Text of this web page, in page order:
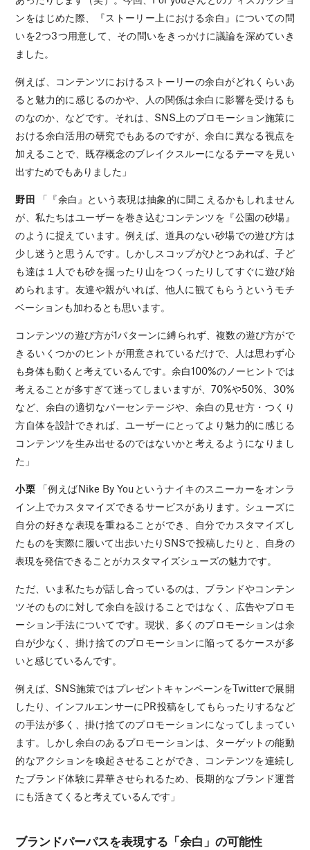
ンをはじめた際、『ストーリー上における余白』についての問
いを2つ3つ用意して、その問いをきっかけに議論を深めていき
ました。
例えば、コンテンツにおけるストーリーの余白がどれくらいあ
ると魅力的に感じるのかや、人の関係は余白に影響を受けるも
のなのか、などです。それは、SNS上のプロモーション施策に
おける余白活用の研究でもあるのですが、余白に異なる視点を
加えることで、既存概念のブレイクスルーになるテーマを見い
出すためでもありました」
野田 「『余白』という表現は抽象的に聞こえるかもしれません
が、私たちはユーザーを巻き込むコンテンツを『公園の砂場』
のように捉えています。例えば、道具のない砂場での遊び方は
少し迷うと思うんです。しかしスコップがひとつあれば、子ど
も達は１人でも砂を掘ったり山をつくったりしてすぐに遊び始
められます。友達や親がいれば、他人に観てもらうというモチ
ベーションも加わるとも思います。
コンテンツの遊び方が1パターンに縛られず、複数の遊び方がで
きるいくつかのヒントが用意されているだけで、人は思わず心
も身体も動くと考えているんです。余白100%のノーヒントでは
考えることが多すぎて迷ってしまいますが、70%や50%、30%
など、余白の適切なパーセンテージや、余白の見せ方・つくり
方自体を設計できれば、ユーザーにとってより魅力的に感じる
コンテンツを生み出せるのではないかと考えるようになりまし
た」
小栗
「例えばNike By Youというナイキのスニーカーをオンラ
イン上でカスタマイズできるサービスがあります。シューズに
自分の好きな表現を重ねることができ、自分でカスタマイズし
たものを実際に履いて出歩いたりSNSで投稿したりと、自身の
表現を発信できることがカスタマイズシューズの魅力です。
ただ、いま私たちが話し合っているのは、ブランドやコンテン
ツそのものに対して余白を設けることではなく、広告やプロモ
ーション手法についてです。現状、多くのプロモーションは余
白が少なく、掛け捨てのプロモーションに陥ってるケースが多
いと感じているんです。
例えば、SNS施策ではプレゼントキャンペーンをTwitterで展開
したり、インフルエンサーにPR投稿をしてもらったりするなど
の手法が多く、掛け捨てのプロモーションになってしまってい
ます。しかし余白のあるプロモーションは、ターゲットの能動
的なアクションを喚起させることができ、コンテンツを連続し
たブランド体験に昇華させられるため、長期的なブランド運営
にも活きてくると考えているんです」
ブランドパーパスを表現する「余白」の可能性